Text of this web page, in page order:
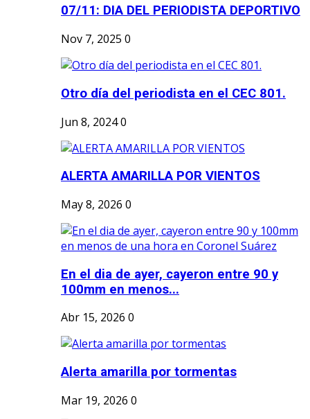
07/11: DIA DEL PERIODISTA DEPORTIVO
Nov 7, 2025 0
Otro día del periodista en el CEC 801.
Jun 8, 20240
ALERTA AMARILLA POR VIENTOS
May 8, 2026 0
En el dia de ayer, cayeron entre 90 y
100mm en menos...
Abr 15, 2026 0
Alerta amarilla por tormentas
Mar 19, 2026 0